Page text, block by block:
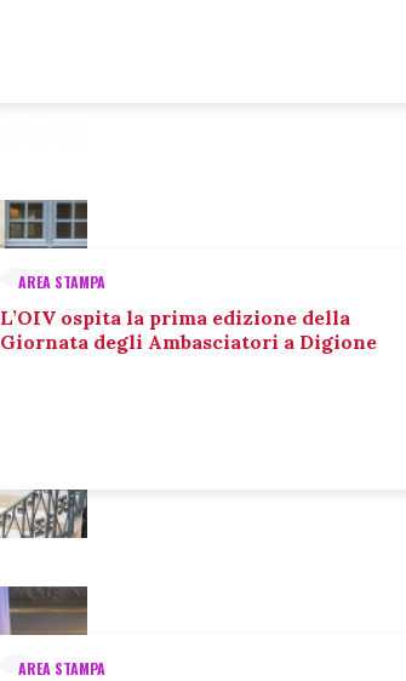
AREA STAMPA
L’OIV ospita la prima edizione della
Giornata degli Ambasciatori a Digione
AREA STAMPA